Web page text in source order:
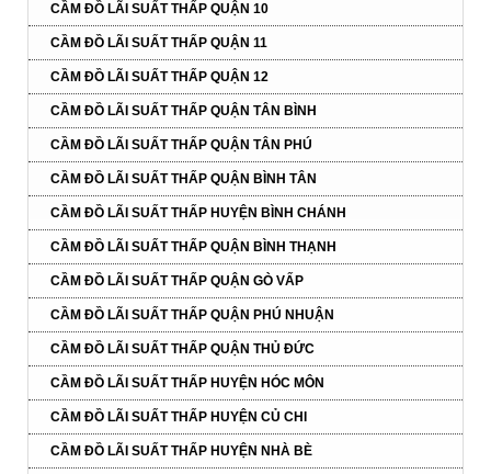
CẦM ĐỒ LÃI SUẤT THẤP QUẬN 10
CẦM ĐỒ LÃI SUẤT THẤP QUẬN 11
CẦM ĐỒ LÃI SUẤT THẤP QUẬN 12
CẦM ĐỒ LÃI SUẤT THẤP QUẬN TÂN BÌNH
CẦM ĐỒ LÃI SUẤT THẤP QUẬN TÂN PHÚ
CẦM ĐỒ LÃI SUẤT THẤP QUẬN BÌNH TÂN
CẦM ĐỒ LÃI SUẤT THẤP HUYỆN BÌNH CHÁNH
CẦM ĐỒ LÃI SUẤT THẤP QUẬN BÌNH THẠNH
CẦM ĐỒ LÃI SUẤT THẤP QUẬN GÒ VẤP
CẦM ĐỒ LÃI SUẤT THẤP QUẬN PHÚ NHUẬN
CẦM ĐỒ LÃI SUẤT THẤP QUẬN THỦ ĐỨC
CẦM ĐỒ LÃI SUẤT THẤP HUYỆN HÓC MÔN
CẦM ĐỒ LÃI SUẤT THẤP HUYỆN CỦ CHI
CẦM ĐỒ LÃI SUẤT THẤP HUYỆN NHÀ BÈ